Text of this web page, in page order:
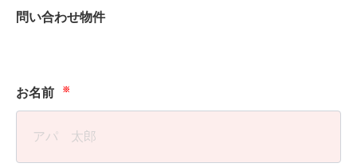
問い合わせ物件
お名前 ※